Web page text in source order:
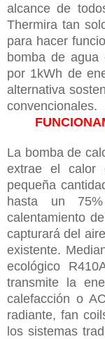
alcance de
Thermira tan
para hacer
bomba de agua
por 1kWh de
alternativa
convencionales.
La bomba de
extrae el calor
pequeña
hasta un
calentamiento
capturará del
existente.
ecológico
transmite la
calefacción o
radiante, fan
los sistemas